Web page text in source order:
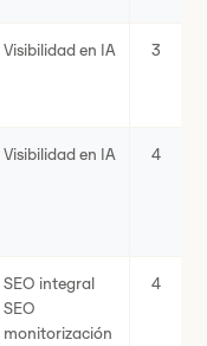
Visibilidad en IA 3
Visibilidad en IA 4
SEO integral
SEO
monitorización
4